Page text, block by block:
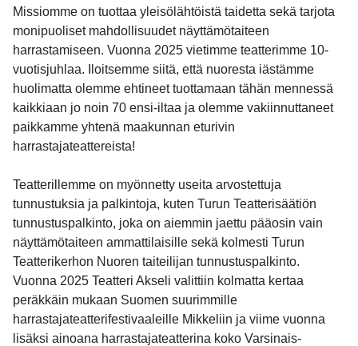
Missiomme on tuottaa yleisölähtöistä taidetta sekä tarjota
monipuoliset mahdollisuudet näyttämötaiteen
harrastamiseen. Vuonna 2025 vietimme teatterimme 10-
vuotisjuhlaa. Iloitsemme siitä, että nuoresta iästämme
huolimatta olemme ehtineet tuottamaan tähän mennessä
kaikkiaan jo noin 70 ensi-iltaa ja olemme vakiinnuttaneet
paikkamme yhtenä maakunnan eturivin
harrastajateattereista!
Teatterillemme on myönnetty useita arvostettuja
tunnustuksia ja palkintoja, kuten Turun Teatterisäätiön
tunnustuspalkinto, joka on aiemmin jaettu pääosin vain
näyttämötaiteen ammattilaisille sekä kolmesti Turun
Teatterikerhon Nuoren taiteilijan tunnustuspalkinto.
Vuonna 2025 Teatteri Akseli valittiin kolmatta kertaa
peräkkäin mukaan Suomen suurimmille
harrastajateatterifestivaaleille Mikkeliin ja viime vuonna
lisäksi ainoana harrastajateatterina koko Varsinais-